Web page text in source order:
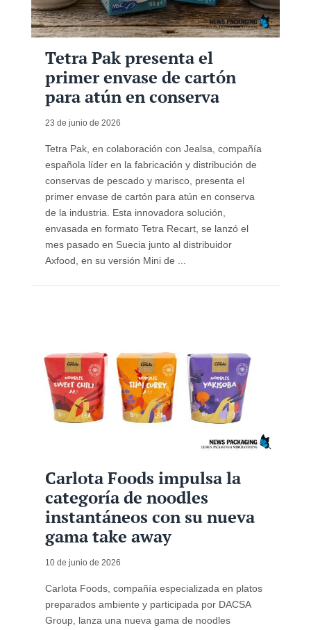
Tetra Pak presenta el
primer envase de cartón
para atún en conserva
23 de junio de 2026
Tetra Pak, en colaboración con Jealsa, compañía
española líder en la fabricación y distribución de
conservas de pescado y marisco, presenta el
primer envase de cartón para atún en conserva
de la industria. Esta innovadora solución,
envasada en formato Tetra Recart, se lanzó el
mes pasado en Suecia junto al distribuidor
Axfood, en su versión Mini de ...
Carlota Foods impulsa la
categoría de noodles
instantáneos con su nueva
gama take away
10 de junio de 2026
Carlota Foods, compañía especializada en platos
preparados ambiente y participada por DACSA
Group, lanza una nueva gama de noodles